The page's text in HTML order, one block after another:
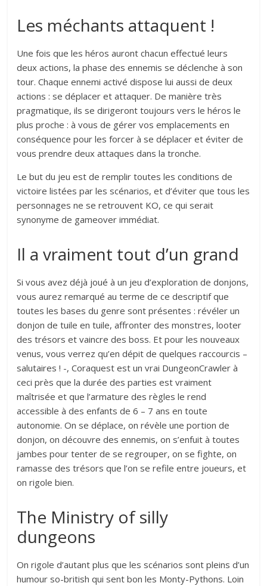
Les méchants attaquent !
Une fois que les héros auront chacun effectué leurs
deux actions, la phase des ennemis se déclenche à son
tour. Chaque ennemi activé dispose lui aussi de deux
actions : se déplacer et attaquer. De manière très
pragmatique, ils se dirigeront toujours vers le héros le
plus proche : à vous de gérer vos emplacements en
conséquence pour les forcer à se déplacer et éviter de
vous prendre deux attaques dans la tronche.
Le but du jeu est de remplir toutes les conditions de
victoire listées par les scénarios, et d’éviter que tous les
personnages ne se retrouvent KO, ce qui serait
synonyme de gameover immédiat.
Il a vraiment tout d’un grand
Si vous avez déjà joué à un jeu d’exploration de donjons,
vous aurez remarqué au terme de ce descriptif que
toutes les bases du genre sont présentes : révéler un
donjon de tuile en tuile, affronter des monstres, looter
des trésors et vaincre des boss. Et pour les nouveaux
venus, vous verrez qu’en dépit de quelques raccourcis –
salutaires ! -, Coraquest est un vrai DungeonCrawler à
ceci près que la durée des parties est vraiment
maîtrisée et que l’armature des règles le rend
accessible à des enfants de 6 – 7 ans en toute
autonomie. On se déplace, on révèle une portion de
donjon, on découvre des ennemis, on s’enfuit à toutes
jambes pour tenter de se regrouper, on se fighte, on
ramasse des trésors que l’on se refile entre joueurs, et
on rigole bien.
The Ministry of silly
dungeons
On rigole d’autant plus que les scénarios sont pleins d’un
humour so-british qui sent bon les Monty-Pythons. Loin